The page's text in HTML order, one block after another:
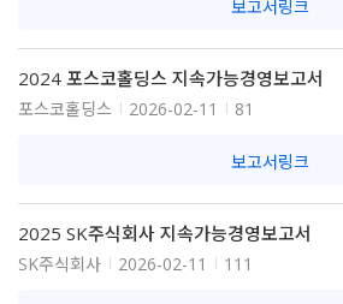
보고서링크
2024 포스코홀딩스 지속가능경영보고서
포스코홀딩스 2026-02-11 81
보고서링크
2025 SK주식회사 지속가능경영보고서
SK주식회사 2026-02-11 111